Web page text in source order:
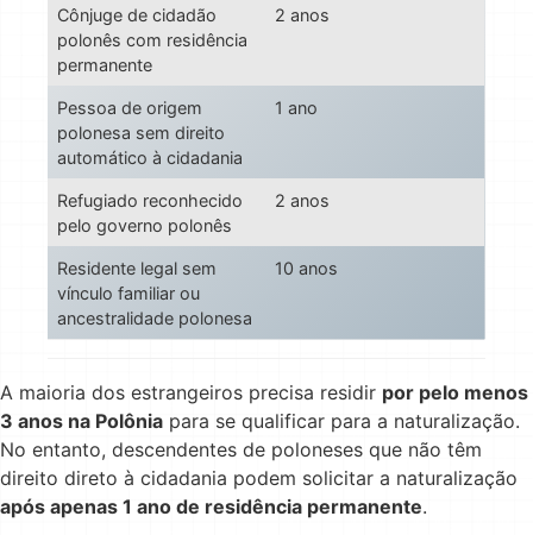
Cônjuge de cidadão
polonês com residência
permanente
2 anos
Pessoa de origem
polonesa sem direito
automático à cidadania
1 ano
Refugiado reconhecido
pelo governo polonês
2 anos
Residente legal sem
vínculo familiar ou
ancestralidade polonesa
10 anos
A maioria dos estrangeiros precisa residir por pelo menos
3 anos na Polônia para se qualificar para a naturalização.
No entanto, descendentes de poloneses que não têm
direito direto à cidadania podem solicitar a naturalização
após apenas 1 ano de residência permanente.